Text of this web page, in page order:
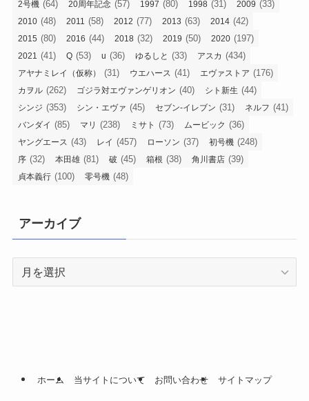
2号機 (64) 20周年記念 (57) 1997 (80) 1998 (31) 2009 (33)
2010 (48) 2011 (58) 2012 (77) 2013 (63) 2014 (42)
2015 (80) 2016 (44) 2018 (32) 2019 (50) 2020 (197)
2021 (41) Q (53) u (36) ゆるしと (33) アスカ (434)
アヤナミレイ（仮称） (31) ウエハース (41) エヴァストア (176)
カヲル (262) ゴジラ対エヴァンゲリオン (40) シト新生 (44)
シンジ (353) シン・エヴァ (45) セブン-イレブン (31) ネルフ (41)
バンダイ (85) マリ (238) ミサト (73) ムービック (36)
ヤングエース (43) レイ (457) ローソン (37) 初号機 (248)
序 (32) 本田雄 (81) 破 (45) 箱根 (38) 角川書店 (39)
貞本義行 (100) 零号機 (48)
アーカイブ
ホーム 当サイトについて お問い合わせ サイトマップ